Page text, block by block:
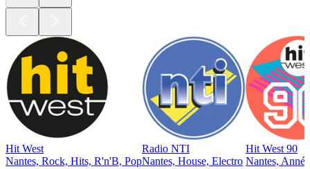
Hit West
Nantes, Rock, Hits, R'n'B, Pop
Radio NTI
Nantes, House, Electro
Hit West 90
Nantes,